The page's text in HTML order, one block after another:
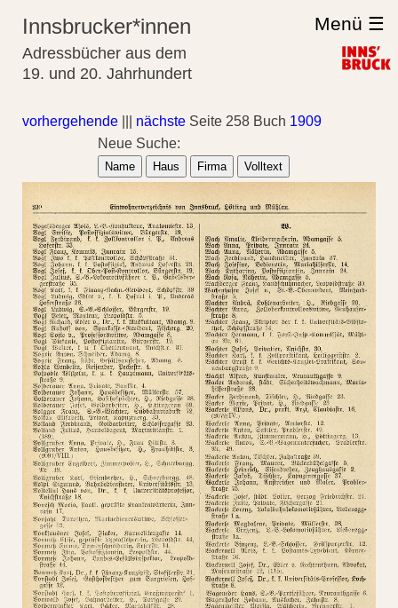
Innsbrucker*innen
Adressbücher aus dem
19. und 20. Jahrhundert
Menü ☰
vorhergehende nächste Seite 258 Buch 1909
Neue Suche:
Name Haus Firma Volltext